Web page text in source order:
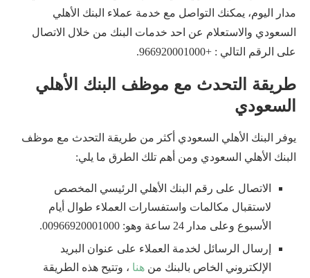
مدار اليوم، يمكنك التواصل مع خدمة عملاء البنك الأهلي
السعودي والاستعلام عن احد خدمات البنك من خلال الاتصال
على الرقم التالي : +966920001000.
طريقة التحدث مع موظف البنك الأهلي
السعودي
يوفر البنك الأهلي السعودي أكثر من طريقة التحدث مع موظف
البنك الأهلي السعودي ومن أهم تلك الطرق ما يلي:
الاتصال على رقم البنك الأهلي الرئيسي المخصص
لاستقبال مكالمات واستفسارات العملاء طوال أيام
الأسبوع وعلى مدار 24 ساعة وهو: 00966920001000.
إرسال الرسائل لخدمة العملاء على عنوان البريد
الإلكتروني الخاص بالبنك من هنا ، وتتيح هذه الطريقة